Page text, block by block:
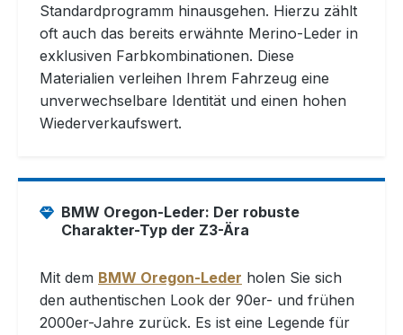
Standardprogramm hinausgehen. Hierzu zählt
oft auch das bereits erwähnte Merino-Leder in
exklusiven Farbkombinationen. Diese
Materialien verleihen Ihrem Fahrzeug eine
unverwechselbare Identität und einen hohen
Wiederverkaufswert.
BMW Oregon-Leder: Der robuste
Charakter-Typ der Z3-Ära
Mit dem BMW Oregon-Leder holen Sie sich
den authentischen Look der 90er- und frühen
2000er-Jahre zurück. Es ist eine Legende für